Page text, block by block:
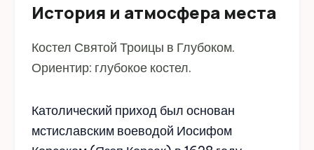
История и атмосфера места
Костел Святой Троицы в Глубоком.
Ориентир: глубокое костел.
Католический приход был основан
мстиславским воеводой Иосифом